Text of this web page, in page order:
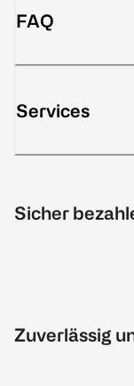
FAQ
Services
Sicher
Zuverlässig